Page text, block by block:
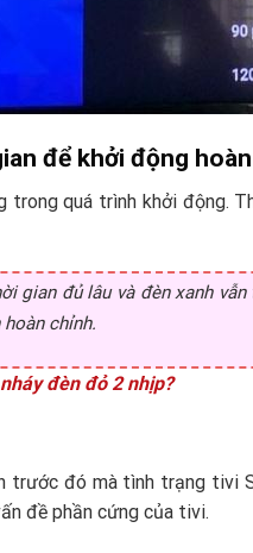
để khởi động
trong quá trình khởi động.
gian đủ lâu và đèn xanh
chỉnh.
đèn đỏ 2 nhịp?
trước đó mà tình trạng tivi
đề phần cứng của tivi.